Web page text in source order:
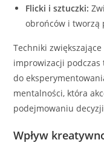
Flicki i sztuczki:
obrońców i tworzą
Techniki
improwizacji podczas
do
mentalności, która
podejmowaniu
Wpływ